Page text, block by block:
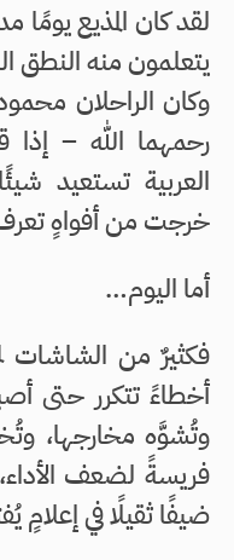
لقد كان المذيع يومًا
يتعلمون منه النطق
وكان الراحلان
رحمهما الله – إذا
العربية تستعيد
خرجت من أفواهٍ
أما اليوم…
فكثيرٌ من الشاشات
أخطاءً تتكرر حتى
وتُشوَّه مخارجها،
فريسةً لضعف
ضيفًا ثقيلًا في إعلامٍ